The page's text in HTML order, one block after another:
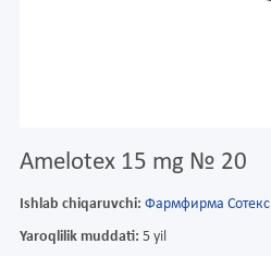
Amelotex 15 mg № 20
Ishlab chiqaruvchi: Фармфирма Сотекс
Yaroqlilik muddati: 5 yil